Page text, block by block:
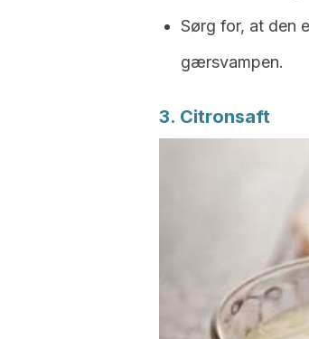
Sørg for, at den
gærsvampen.
3. Citronsaft